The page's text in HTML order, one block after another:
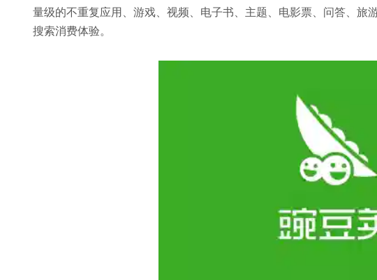
量级的不重复应用、游戏、视频、电子书、主题、电影票、问答、旅
搜索消费体验。